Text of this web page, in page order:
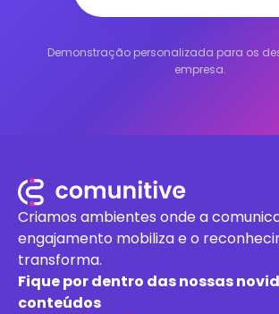
Demonstração personalizada para os
empresa.
Criamos ambientes onde a
engajamento mobiliza e o
transforma.
Fique por dentro das nossas
conteúdos